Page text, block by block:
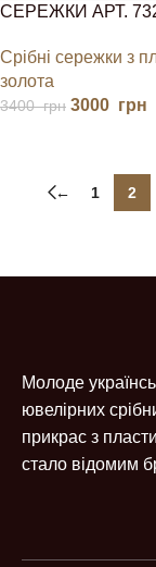
СЕРЕЖКИ АРТ.
Срібні сережки з
золота
3400грн 3000 грн
← 1 2
Молоде
ювелірних
прикрас з
стало відомим